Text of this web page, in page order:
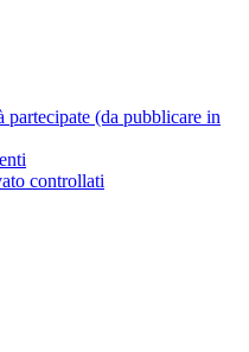
partecipate (da pubblicare in
controllati